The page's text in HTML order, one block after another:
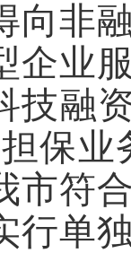
向非
企业
技融
保
市符
行单